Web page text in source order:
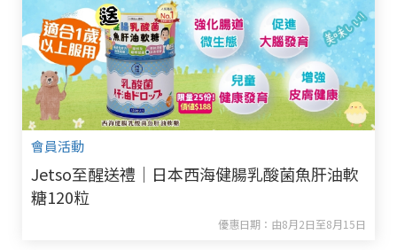
會員活動
Jetso至醒送禮｜日本西海健腸乳酸菌魚肝油軟
糖120粒
優惠日期：由8月2日至8月15日